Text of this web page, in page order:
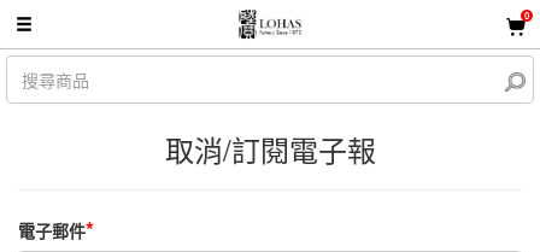
0
取消/訂閱電子報
電子郵件*